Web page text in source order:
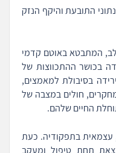
התובעת והיקף הנזק
המתבטא באוטם קדמי
בכושר ההתכווצות של
בסיבולת למאמצים,
חולים במצבה של
החיים שלהם.
עצמאית בתפקודיה. כעת
תחת טיפול ומעקב